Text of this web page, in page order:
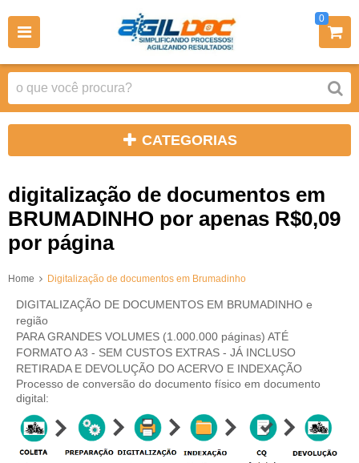
0
CATEGORIAS
digitalização de documentos em
BRUMADINHO por apenas R$0,09
por página
Home Digitalização de documentos em Brumadinho
DIGITALIZAÇÃO DE DOCUMENTOS EM BRUMADINHO e
região
PARA GRANDES VOLUMES (1.000.000 páginas) ATÉ
FORMATO A3 - SEM CUSTOS EXTRAS - JÁ INCLUSO
RETIRADA E DEVOLUÇÃO DO ACERVO E INDEXAÇÃO
Processo de conversão do documento físico em documento
digital: